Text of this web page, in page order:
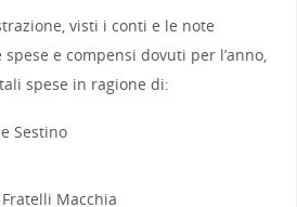
visti i conti e le note
e compensi dovuti per l’anno,
spese in ragione di:
Sestino
Macchia